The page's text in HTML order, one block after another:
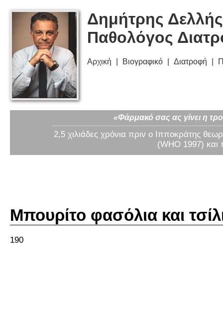
Δημήτρης
Παθολόγος
Αρχική Βιογραφικό Διατροφή
«Φάρμακό σας ας γίνει η
2,5 χιλιάδες χρόνια πριν ο Ιπποκράτης
(WHO 1997) και
Μπουρίτο φασόλια και
190